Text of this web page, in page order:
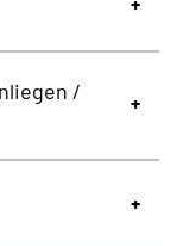
/